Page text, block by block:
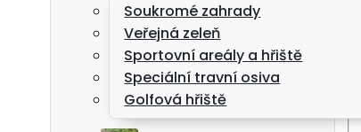
Soukromé zahrady
Veřejná zeleň
Sportovní areály a hřiště
Speciální travní osiva
Golfová hřiště